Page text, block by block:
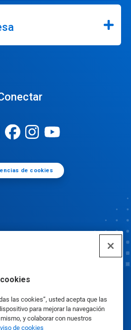
las cookies”, usted acepta que las
para mejorar la navegación
y colaborar con nuestros
de cookies
de cookies
|Política de privacidad